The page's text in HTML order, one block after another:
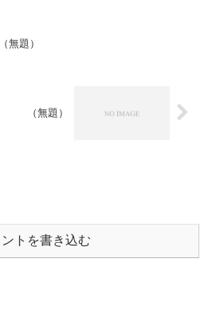
（無題）
（無題）
ントを書き込む